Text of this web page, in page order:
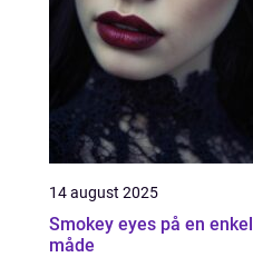
14 august 2025
Smokey eyes på en enkel
måde